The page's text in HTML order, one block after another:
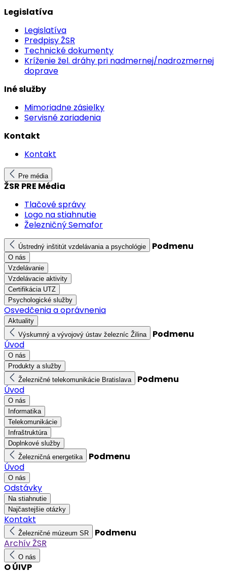
Legislatíva
Legislatíva
Predpisy ŽSR
Technické dokumenty
Kríženie žel. dráhy pri nadmernej/nadrozmernej
doprave
Iné služby
Mimoriadne zásielky
Servisné zariadenia
Kontakt
Kontakt
Pre média
ŽSR PRE Média
Tlačové správy
Logo na stiahnutie
Železničný Semafor
Ústredný inštitút vzdelávania a psychológie Podmenu
O nás
Vzdelávanie
Vzdelávacie aktivity
Certifikácia UTZ
Psychologické služby
Osvedčenia a oprávnenia
Aktuality
Výskumný a vývojový ústav železníc Žilina
Podmenu
Úvod
O nás
Produkty a služby
Železničné telekomunikácie Bratislava
Podmenu
Úvod
O nás
Informatika
Telekomunikácie
Infraštruktúra
Doplnkové služby
Železničná energetika
Podmenu
Úvod
O nás
Odstávky
Na stiahnutie
Najčastejšie otázky
Kontakt
Železničné múzeum SR
Podmenu
Archív ŽSR
O nás
O ÚIVP